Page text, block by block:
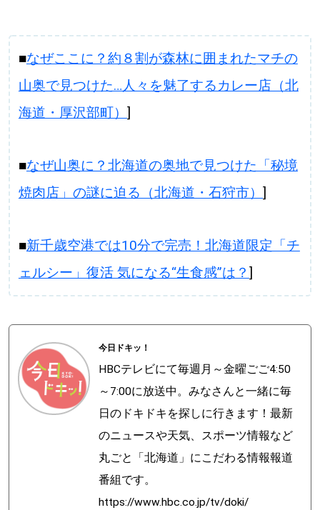
■なぜここに？約８割が森林に囲まれたマチの
山奥で見つけた…人々を魅了するカレー店（北
海道・厚沢部町） ]
■なぜ山奥に？北海道の奥地で見つけた「秘境
焼肉店」の謎に迫る（北海道・石狩市） ]
■新千歳空港では10分で完売！北海道限定「チ
ェルシー」復活 気になる“生食感”は？ ]
今日ドキッ！
HBCテレビにて毎週月～金曜ごご4:50
～7:00に放送中。みなさんと一緒に毎
日のドキドキを探しに行きます！最新
のニュースや天気、スポーツ情報など
丸ごと「北海道」にこだわる情報報道
番組です。
https://www.hbc.co.jp/tv/doki/